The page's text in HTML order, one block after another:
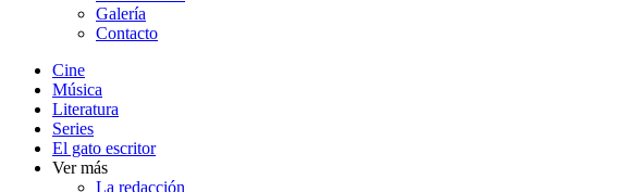
Galería
Contacto
Cine
Música
Literatura
Series
El gato escritor
Ver más
La redacción